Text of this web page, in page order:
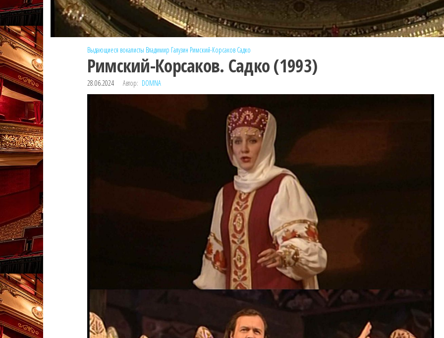
Выдающиеся вокалисты Владимир Галузин Римский-Корсаков Садко
Римский-Корсаков. Садко (1993)
28.06.2024 Автор: DOMNA